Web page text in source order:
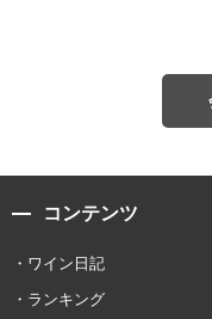
コンテンツ
ワイン日記
ランキング